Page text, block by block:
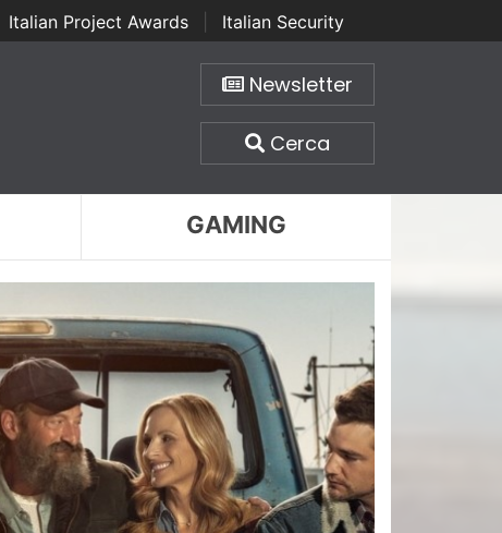
Italian Project Awards
Italian Security
Newsletter
Cerca
GAMING